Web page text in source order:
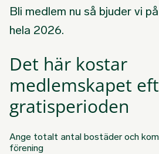
Bli medlem nu så bjuder vi
hela 2026.
Det här kostar
medlemskapet
gratisperioden
Ange totalt antal bostäder och
förening